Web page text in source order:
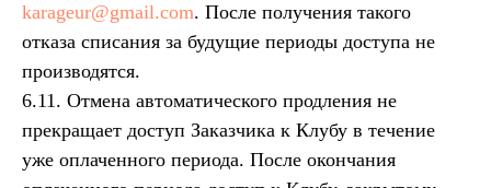
karageur@gmail.com. После получения такого
отказа списания за будущие периоды доступа не
производятся.
6.11. Отмена автоматического продления не
прекращает доступ Заказчика к Клубу в течение
уже оплаченного периода. После окончания